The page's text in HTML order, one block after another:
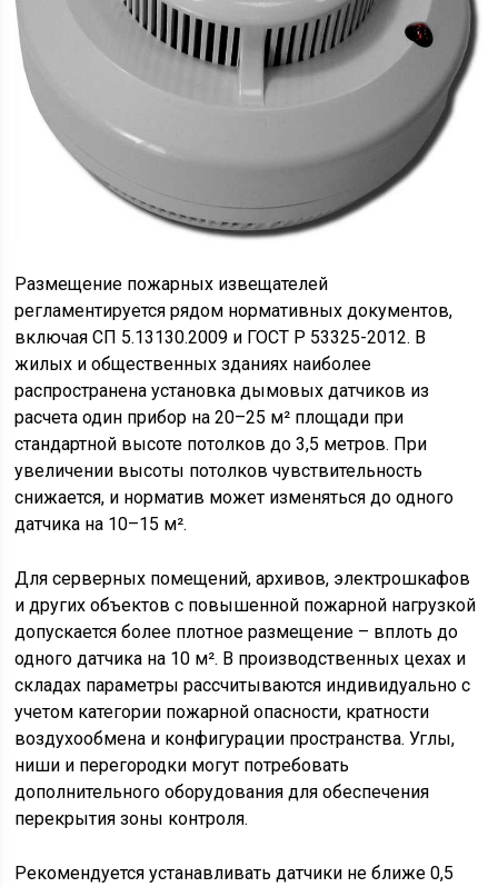
Размещение пожарных извещателей
регламентируется рядом нормативных документов,
включая СП 5.13130.2009 и ГОСТ Р 53325-2012. В
жилых и общественных зданиях наиболее
распространена установка дымовых датчиков из
расчета один прибор на 20–25 м² площади при
стандартной высоте потолков до 3,5 метров. При
увеличении высоты потолков чувствительность
снижается, и норматив может изменяться до одного
датчика на 10–15 м².
Для серверных помещений, архивов, электрошкафов
и других объектов с повышенной пожарной нагрузкой
допускается более плотное размещение – вплоть до
одного датчика на 10 м². В производственных цехах и
складах параметры рассчитываются индивидуально с
учетом категории пожарной опасности, кратности
воздухообмена и конфигурации пространства. Углы,
ниши и перегородки могут потребовать
дополнительного оборудования для обеспечения
перекрытия зоны контроля.
Рекомендуется устанавливать датчики не ближе 0,5